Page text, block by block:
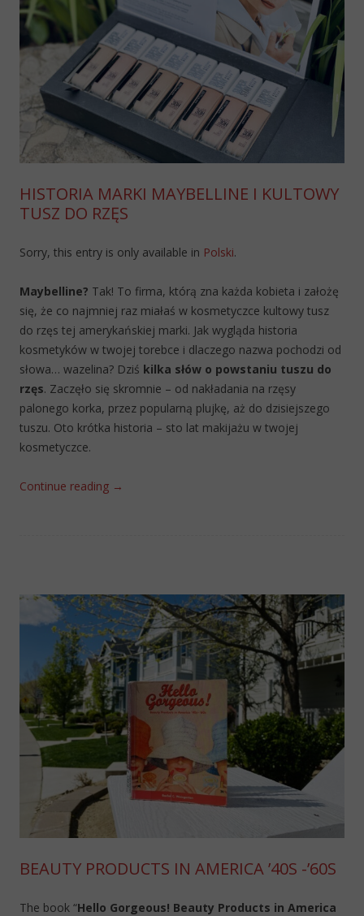
HISTORIA MARKI MAYBELLINE I KULTOWY
TUSZ DO RZĘS
Sorry, this entry is only available in Polski.
Maybelline? Tak! To firma, którą zna każda kobieta i założę
się, że co najmniej raz miałaś w kosmetyczce kultowy tusz
do rzęs tej amerykańskiej marki. Jak wygląda historia
kosmetyków w twojej torebce i dlaczego nazwa pochodzi od
słowa… wazelina? Dziś kilka słów o powstaniu tuszu do
rzęs. Zaczęło się skromnie – od nakładania na rzęsy
palonego korka, przez popularną plujkę, aż do dzisiejszego
tuszu. Oto krótka historia – sto lat makijażu w twojej
kosmetyczce.
Continue reading →
BEAUTY PRODUCTS IN AMERICA ’40S -’60S
The book “Hello Gorgeous! Beauty Products in America